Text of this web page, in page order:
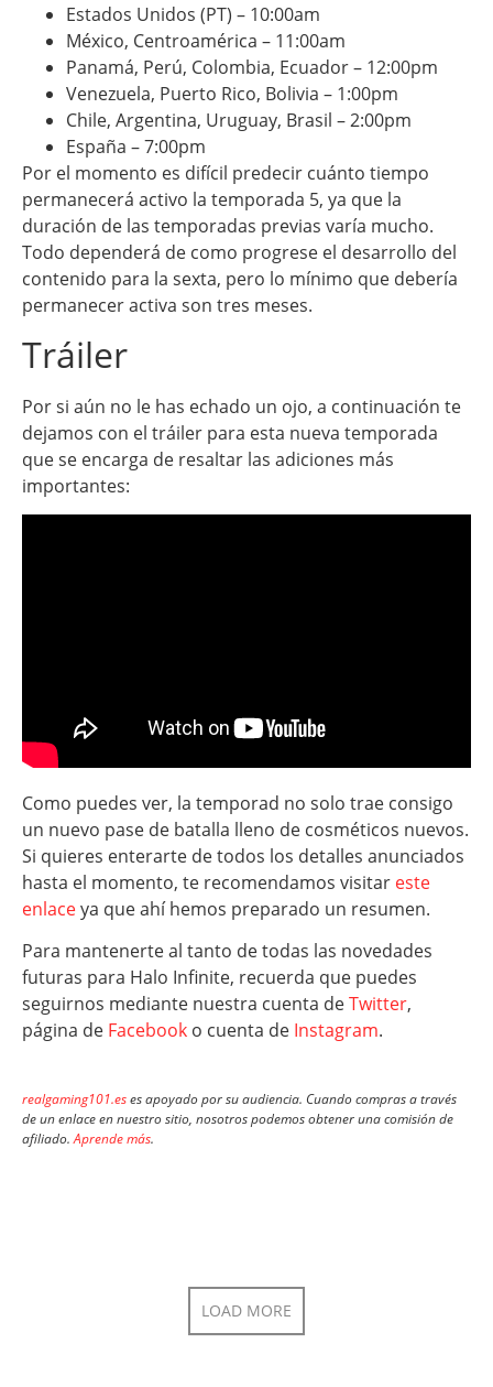
Estados Unidos (PT) – 10:00am
México, Centroamérica – 11:00am
Panamá, Perú, Colombia, Ecuador – 12:00pm
Venezuela, Puerto Rico, Bolivia – 1:00pm
Chile, Argentina, Uruguay, Brasil – 2:00pm
España – 7:00pm
Por el momento es difícil predecir cuánto tiempo
permanecerá activo la temporada 5, ya que la
duración de las temporadas previas varía mucho.
Todo dependerá de como progrese el desarrollo del
contenido para la sexta, pero lo mínimo que debería
permanecer activa son tres meses.
Tráiler
Por si aún no le has echado un ojo, a continuación te
dejamos con el tráiler para esta nueva temporada
que se encarga de resaltar las adiciones más
importantes:
Como puedes ver, la temporad no solo trae consigo
un nuevo pase de batalla lleno de cosméticos nuevos.
Si quieres enterarte de todos los detalles anunciados
hasta el momento, te recomendamos visitar este
enlaceya que ahí hemos preparado un resumen.
Para mantenerte al tanto de todas las novedades
futuras para Halo Infinite, recuerda que puedes
seguirnos mediante nuestra cuenta deTwitter,
página de Facebook o cuenta de Instagram.
realgaming101.eses apoyado por su audiencia. Cuando compras a través
de un enlace en nuestro sitio, nosotros podemos obtener una comisión de
afiliado.Aprende más.
LOAD MORE